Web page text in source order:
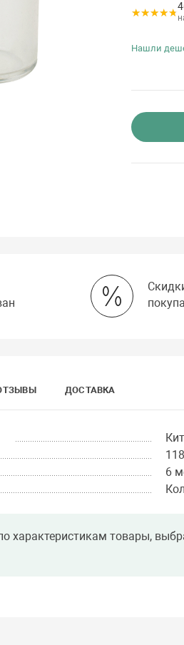
Нашли
ДОСТАВКА
6
характеристикам товары,